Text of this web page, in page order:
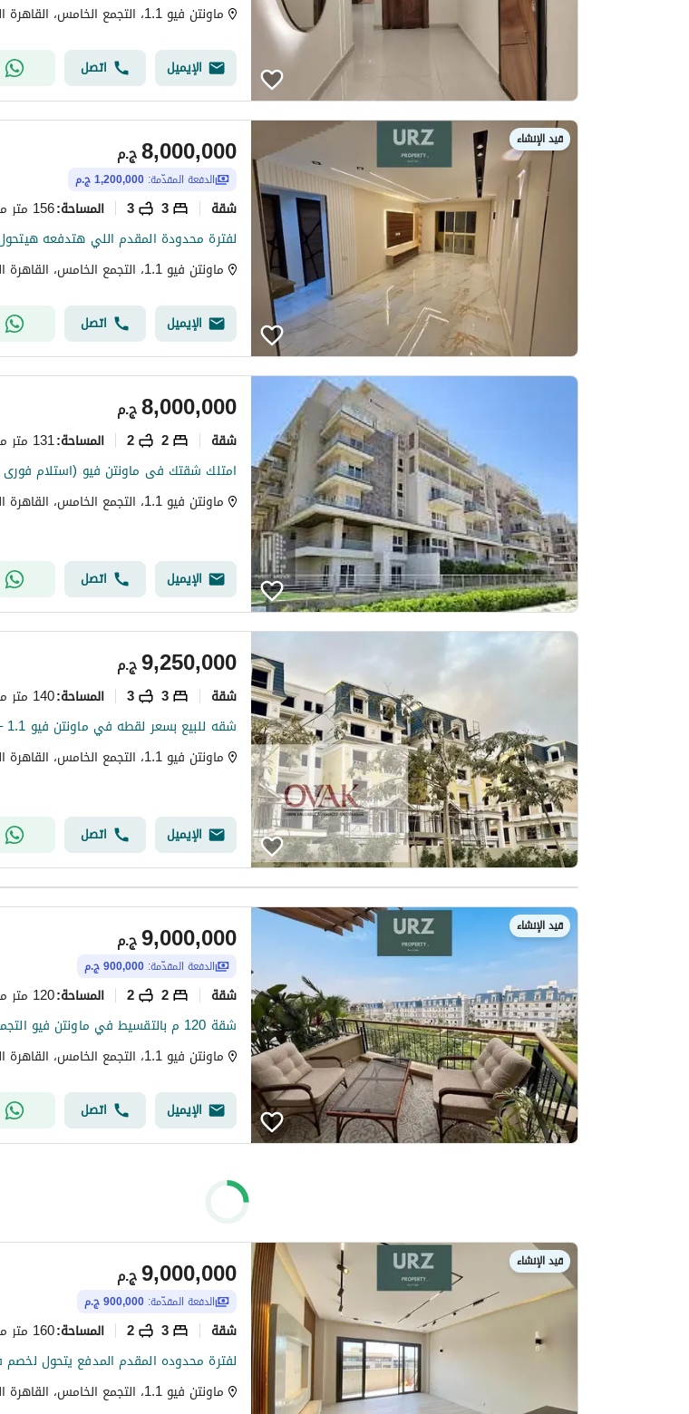
ماونتن فيو 1.1، التجمع الخامس، القاهرة الجديدة، القاهرة
الإيميل اتصل
قيد الإنشاء
ج.م8,000,000
الدفعة المقدّمة: 1,200,000 ج.م
شقة 3
3 المساحة:156 متر مربع
ماونتن فيو 1.1، التجمع الخامس، القاهرة الجديدة، القاهرة
الإيميل اتصل
ج.م8,000,000
شقة 2
2 المساحة:131 متر مربع
ماونتن فيو 1.1، التجمع الخامس، القاهرة الجديدة، القاهرة
الإيميل اتصل
ج.م9,250,000
شقة 3
3 المساحة:140 متر مربع
شقه للبيع بسعر لقطه في ماونتن فيو 1.1 – القاهرة الجديدة
ماونتن فيو 1.1، التجمع الخامس، القاهرة الجديدة، القاهرة
الإيميل اتصل
قيد الإنشاء
ج.م9,000,000
الدفعة المقدّمة: 900,000 ج.م
شقة 2
2 المساحة:120 متر مربع
ماونتن فيو 1.1، التجمع الخامس، القاهرة الجديدة، القاهرة
الإيميل اتصل
قيد الإنشاء
ج.م9,000,000
الدفعة المقدّمة: 900,000 ج.م
شقة 3
2 المساحة:160 متر مربع
ماونتن فيو 1.1، التجمع الخامس، القاهرة الجديدة، القاهرة